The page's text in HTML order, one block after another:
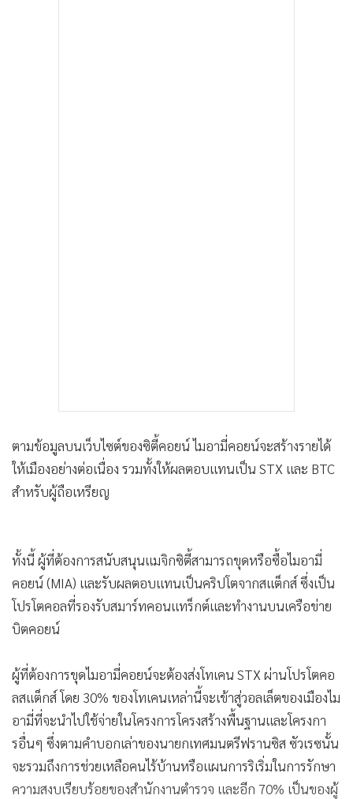
ตามข้อมูลบนเว็บไซต์ของซิตี้คอยน์ ไมอามี่คอยน์จะสร้างรายได้
ให้เมืองอย่างต่อเนื่อง รวมทั้งให้ผลตอบแทนเป็น STX และ BTC
สำหรับผู้ถือเหรียญ
ทั้งนี้ ผู้ที่ต้องการสนับสนุนแมจิกซิตี้สามารถขุดหรือซื้อไมอามี่
คอยน์ (MIA) และรับผลตอบแทนเป็นคริปโตจากสแต็กส์ ซึ่งเป็น
โปรโตคอลที่รองรับสมาร์ทคอนแทร็กต์และทำงานบนเครือข่าย
บิตคอยน์
ผู้ที่ต้องการขุดไมอามี่คอยน์จะต้องส่งโทเคน STX ผ่านโปรโตคอ
ลสแต็กส์ โดย 30% ของโทเคนเหล่านี้จะเข้าสู่วอลเล็ตของเมืองไม
อามี่ที่จะนำไปใช้จ่ายในโครงการโครงสร้างพื้นฐานและโครงกา
รอื่นๆ ซึ่งตามคำบอกเล่าของนายกเทศมนตรีฟรานซิส ซัวเรซนั้น
จะรวมถึงการช่วยเหลือคนไร้บ้านหรือแผนการริเริ่มในการรักษา
ความสงบเรียบร้อยของสำนักงานตำรวจ และอีก 70% เป็นของผู้